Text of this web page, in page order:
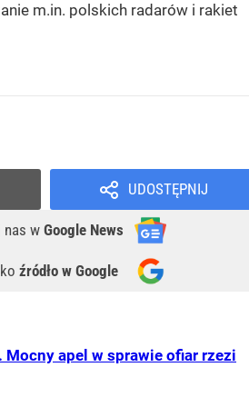
m.in. polskich radarów i rakiet
UDOSTĘPNIJ
nas w Google News
źródło w Google
Mocny apel w sprawie ofiar rzezi